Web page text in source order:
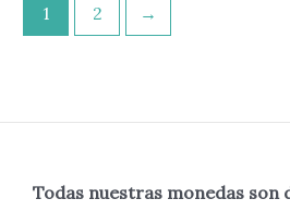
1 2 →
Todas nuestras monedas son